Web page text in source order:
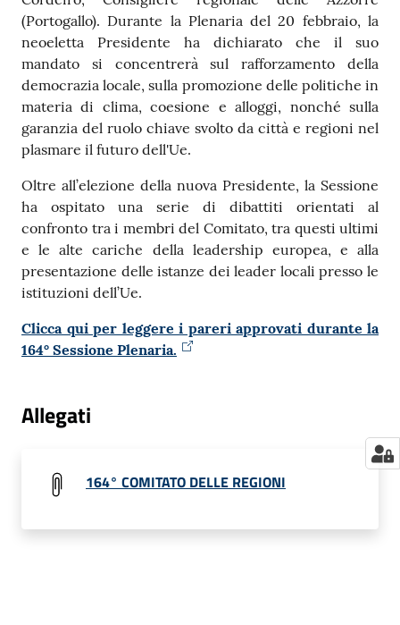
(Portogallo). Durante la Plenaria del 20 febbraio, la
neoeletta Presidente ha dichiarato che il suo
mandato si concentrerà sul rafforzamento della
democrazia locale, sulla promozione delle politiche in
materia di clima, coesione e alloggi, nonché sulla
garanzia del ruolo chiave svolto da città e regioni nel
plasmare il futuro dell'Ue.
Oltre all’elezione della nuova Presidente, la Sessione
ha ospitato una serie di dibattiti orientati al
confronto tra i membri del Comitato, tra questi ultimi
e le alte cariche della leadership europea, e alla
presentazione delle istanze dei leader locali presso le
istituzioni dell’Ue.
Clicca qui per leggere i pareri approvati durante la
164° Sessione Plenaria.
Allegati
164° COMITATO DELLE REGIONI